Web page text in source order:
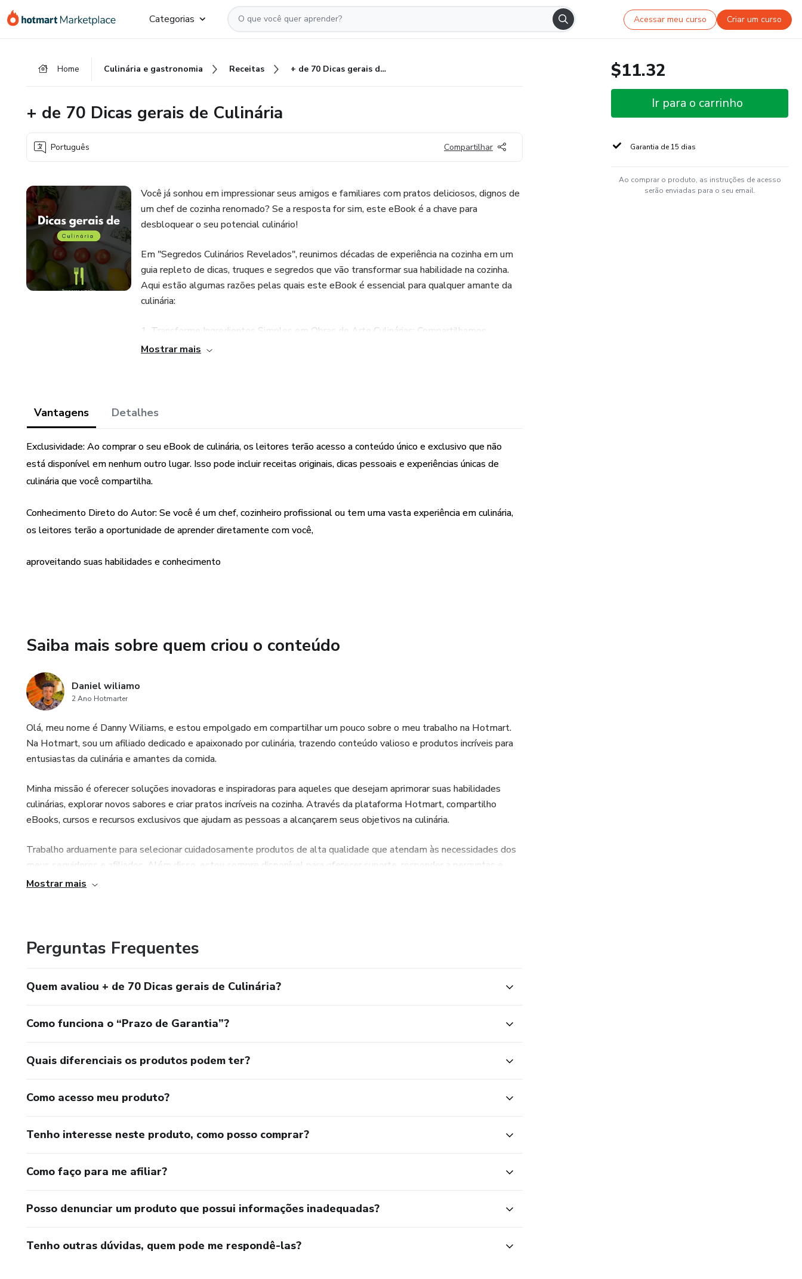
para
para
para
Categorias Acessar meu curso Criar um curso
Home Culinária e gastronomia Receitas + de 70 Dicas gerais de Culinária
+ de 70 Dicas gerais de Culinária
Português Compartilhar
Você já sonhou em impressionar seus amigos e familiares com pratos deliciosos, dignos de
um chef de cozinha renomado? Se a resposta for sim, este eBook é a chave para
desbloquear o seu potencial culinário!
Em "Segredos Culinários Revelados", reunimos décadas de experiência na cozinha em um
guia repleto de dicas, truques e segredos que vão transformar sua habilidade na cozinha.
Aqui estão algumas razões pelas quais este eBook é essencial para qualquer amante da
culinária:
1. Transforme Ingredientes Simples em Obras de Arte Culinárias: Compartilhamos
segredos que vão elevar seus pratos básicos a níveis gourmet. Surpreenda-se com o que
que você seja eficiente na cozinha. Reduza o desperdício de alimentos e otimize seu tempo
3. Receitas Testadas e Aprovadas: Incluímos receitas passo a passo que foram testadas e
aperfeiçoadas ao longo dos anos. De pratos principais a sobremesas, você encontrará uma
variedade de opções para todos os gostos.
4. Domine Técnicas Avançadas: Aprenda técnicas culinárias avançadas, como a arte da
degustação e combinação de sabores, que vão elevar suas criações a um novo patamar.
5. Dicas de Chef Profissional: Revelamos segredos diretamente dos chefs profissionais
guia de utensílios essenciais para a cozinha e dicas para escolher ingredientes frescos.
confiança e paixão!
Mostrar mais
Vantagens Detalhes
Exclusividade: Ao comprar o seu eBook de culinária, os leitores terão acesso a conteúdo único e exclusivo que não
está disponível em nenhum outro lugar. Isso pode incluir receitas originais, dicas pessoais e experiências únicas de
culinária que você compartilha.
Conhecimento Direto do Autor: Se você é um chef, cozinheiro profissional ou tem uma vasta experiência em culinária,
os leitores terão a oportunidade de aprender diretamente com você,
aproveitando suas habilidades e conhecimento
Saiba mais sobre quem criou o conteúdo
Daniel wiliamo
2 Ano Hotmarter
Olá, meu nome é Danny Wiliams, e estou empolgado em compartilhar um pouco sobre o meu trabalho na Hotmart.
Na Hotmart, sou um afiliado dedicado e apaixonado por culinária, trazendo conteúdo valioso e produtos incríveis para
entusiastas da culinária e amantes da comida.
Minha missão é oferecer soluções inovadoras e inspiradoras para aqueles que desejam aprimorar suas habilidades
culinárias, explorar novos sabores e criar pratos incríveis na cozinha. Através da plataforma Hotmart, compartilho
eBooks, cursos e recursos exclusivos que ajudam as pessoas a alcançarem seus objetivos na culinária.
Trabalho arduamente para selecionar cuidadosamente produtos de alta qualidade que atendam às necessidades dos
meus seguidores e afiliados. Além disso, estou sempre disponível para oferecer suporte, responder a perguntas e
fornecer orientações úteis para garantir que todos tenham uma experiência positiva e enriquecedora.
Mostrar mais
Perguntas Frequentes
Quem avaliou + de 70 Dicas gerais de Culinária?
Como funciona o “Prazo de Garantia”?
Quais diferenciais os produtos podem ter?
Como acesso meu produto?
Tenho interesse neste produto, como posso comprar?
Como faço para me afiliar?
Posso denunciar um produto que possui informações inadequadas?
Tenho outras dúvidas, quem pode me respondê-las?
$11.32
Ir para o carrinho
Garantia de 15 dias
Ao comprar o produto, as instruções de acesso
serão enviadas para o seu email.